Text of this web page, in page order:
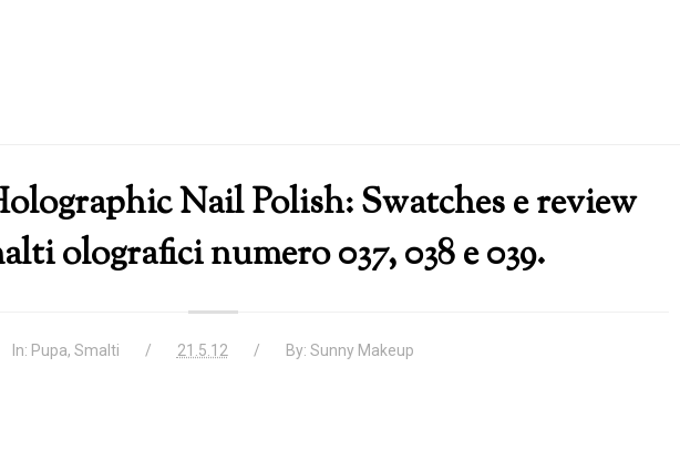
Nail Polish: Swatches e review
olografici numero 037, 038 e 039.
In: Pupa, Smalti 21.5.12 By: Sunny Makeup